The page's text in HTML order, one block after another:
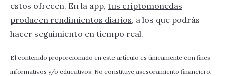
estos ofrecen. En la app, tus criptomonedas
producen rendimientos diarios, a los que podrás
hacer seguimiento en tiempo real.
El contenido proporcionado en este artículo es únicamente con fines
informativos y/o educativos. No constituye asesoramiento financiero,